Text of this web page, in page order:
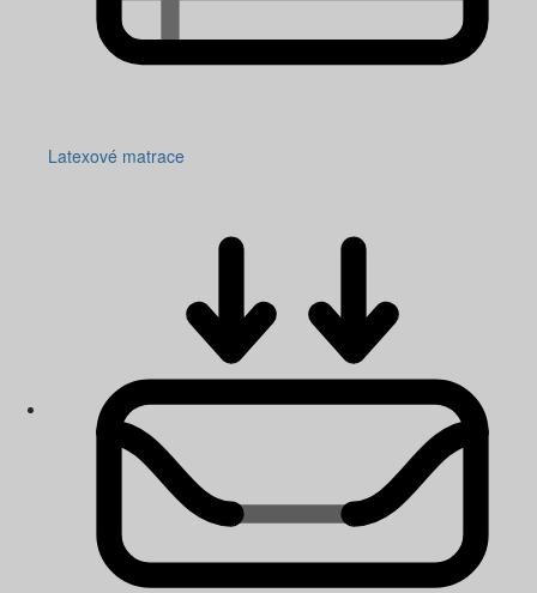
Latexové matrace